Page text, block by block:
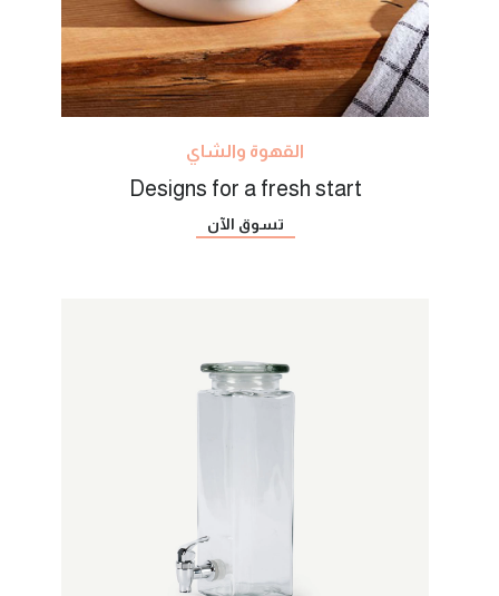
القهوة والشاي
Designs for a fresh start
تسوق الآن